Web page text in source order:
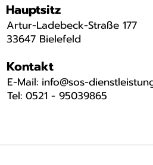
Hauptsitz
Artur-Ladebeck-Straße 177
33647 Bielefeld
Kontakt
​E-Mail: info@sos-
Tel: 0521 - 95039865